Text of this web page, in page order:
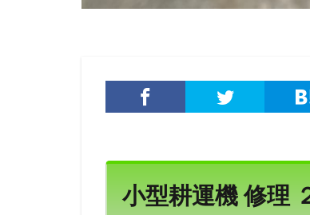
小型耕運機 修理